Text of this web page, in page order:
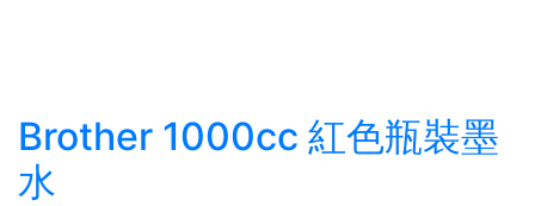
Brother 1000cc 紅色瓶裝墨
水